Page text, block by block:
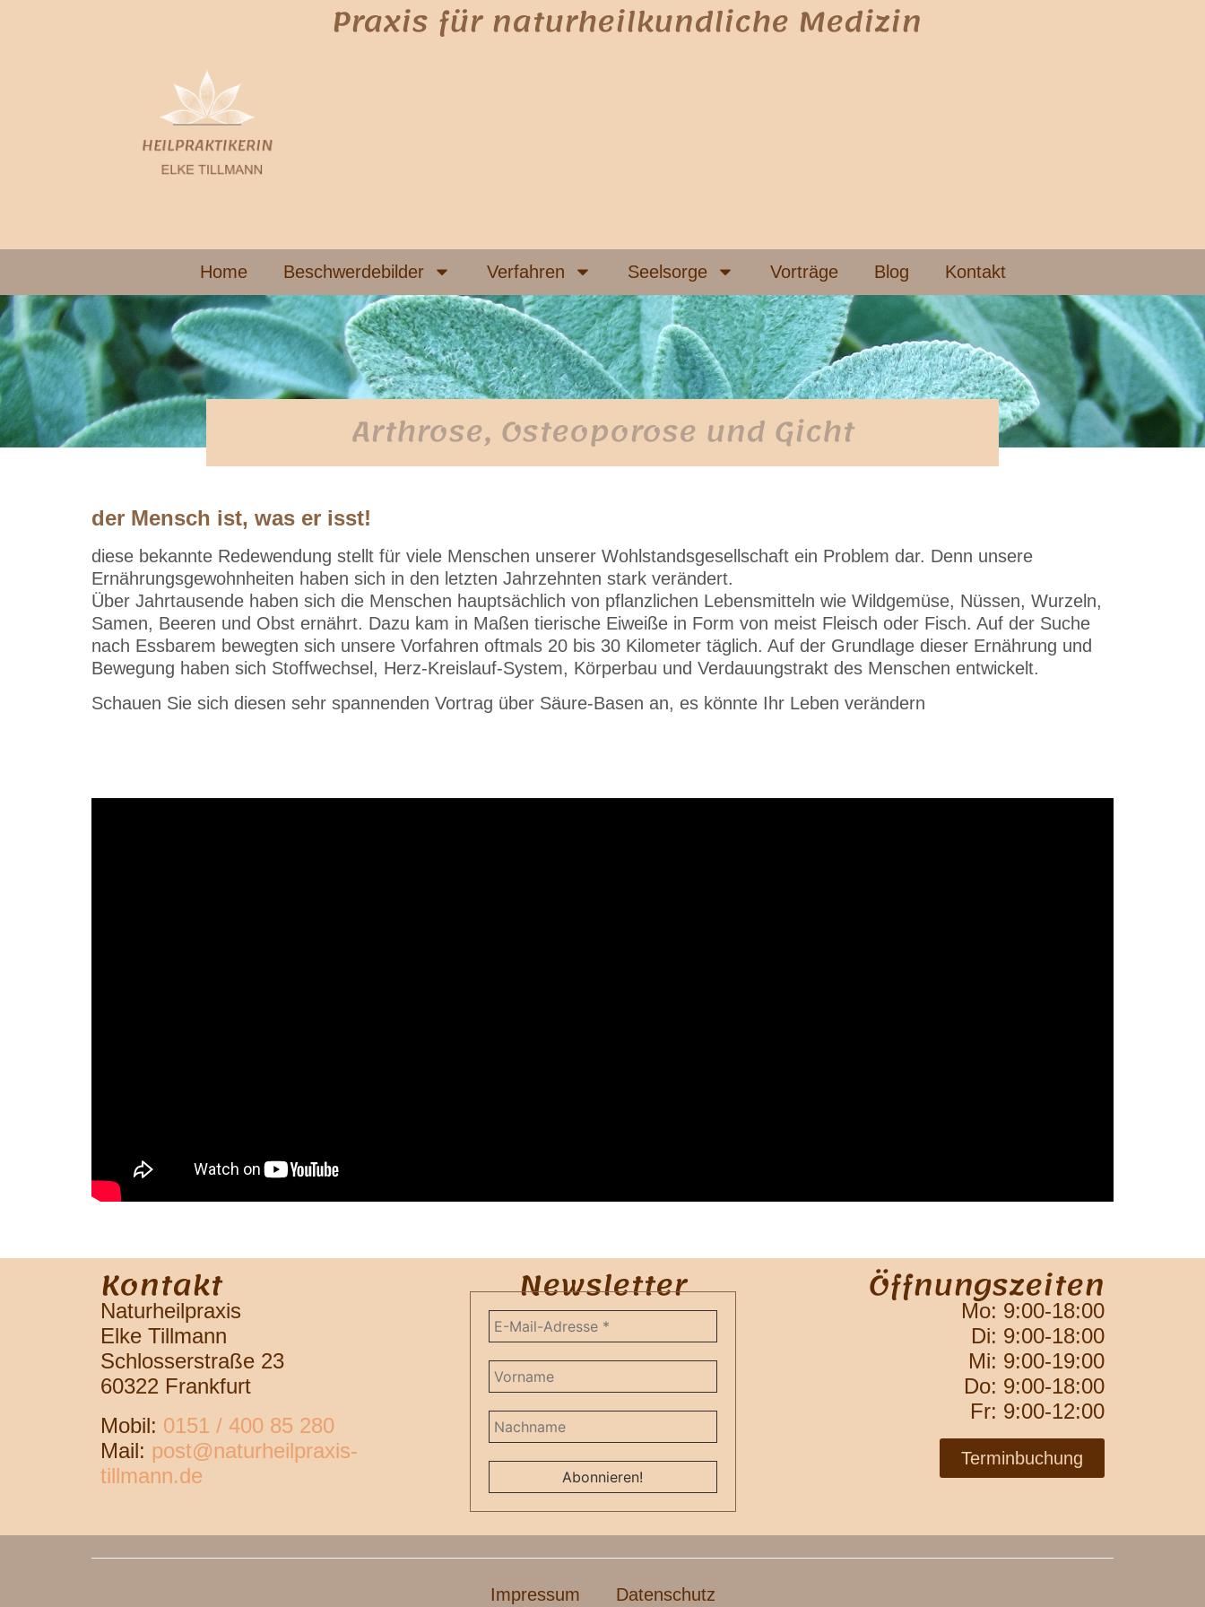
Praxis für naturheilkundliche Medizin
Home Beschwerdebilder Verfahren Seelsorge Vorträge Blog Kontakt
Arthrose, Osteoporose und Gicht
der Mensch ist, was er isst!
diese bekannte Redewendung stellt für viele Menschen unserer Wohlstandsgesellschaft ein Problem dar. Denn unsere
Ernährungsgewohnheiten haben sich in den letzten Jahrzehnten stark verändert.
Über Jahrtausende haben sich die Menschen hauptsächlich von pflanzlichen Lebensmitteln wie Wildgemüse, Nüssen, Wurzeln,
Samen, Beeren und Obst ernährt. Dazu kam in Maßen tierische Eiweiße in Form von meist Fleisch oder Fisch. Auf der Suche
nach Essbarem bewegten sich unsere Vorfahren oftmals 20 bis 30 Kilometer täglich. Auf der Grundlage dieser Ernährung und
Bewegung haben sich Stoffwechsel, Herz-Kreislauf-System, Körperbau und Verdauungstrakt des Menschen entwickelt.
Schauen Sie sich diesen sehr spannenden Vortrag über Säure-Basen an, es könnte Ihr Leben verändern
Kontakt
Naturheilpraxis
Elke Tillmann
Schlosserstraße 23
60322 Frankfurt
Mobil: 0151 / 400 85 280
Mail: post@naturheilpraxis-
tillmann.de
Newsletter Öffnungszeiten
Mo: 9:00-18:00
Di: 9:00-18:00
Mi: 9:00-19:00
Do: 9:00-18:00
Fr: 9:00-12:00
Terminbuchung
Impressum Datenschutz